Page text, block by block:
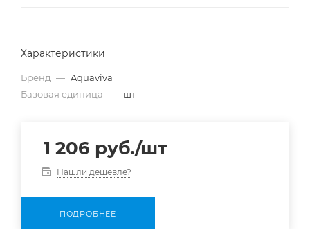
Характеристики
Бренд — Aquaviva
Базовая единица — шт
1 206 руб./шт
Нашли дешевле?
ПОДРОБНЕЕ